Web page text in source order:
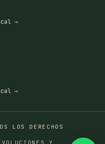
→
→
LOS DERECHOS
Y